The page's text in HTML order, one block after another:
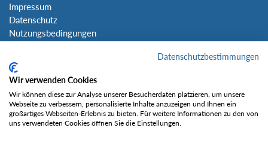
Impressum
Datenschutz
Nutzungsbedingungen
Social Media
Datenschutzbestimmungen
Wir verwenden Cookies
Wir können diese zur Analyse unserer Besucherdaten platzieren, um unsere
Webseite zu verbessern, personalisierte Inhalte anzuzeigen und Ihnen ein
großartiges Webseiten-Erlebnis zu bieten. Für weitere Informationen zu den von
uns verwendeten Cookies öffnen Sie die Einstellungen.